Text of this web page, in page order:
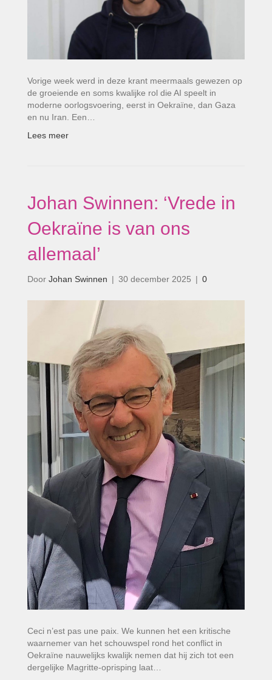
Vorige week werd in deze krant meermaals gewezen op
de groeiende en soms kwalijke rol die AI speelt in
moderne oorlogsvoering, eerst in Oekraïne, dan Gaza
en nu Iran. Een…
Lees meer
Johan Swinnen: ‘Vrede in
Oekraïne is van ons
allemaal’
Door Johan Swinnen | 30 december 2025 | 0
Ceci n’est pas une paix. We kunnen het een kritische
waarnemer van het schouwspel rond het conflict in
Oekraïne nauwelijks kwalijk nemen dat hij zich tot een
dergelijke Magritte-oprisping laat…